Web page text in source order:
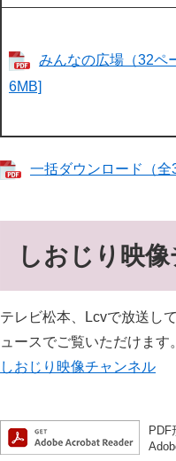
みんなの広場（32ペ
6MB]
一括ダウンロード（
しおじり映
テレビ松本、Lcvで放送し
ュースでご覧いただけます。
しおじり映像チャンネル
PDF